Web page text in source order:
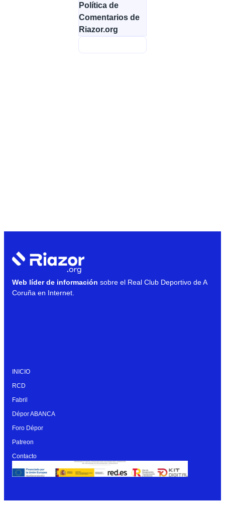
Política de
Comentarios de
Riazor.org
Web líder de información sobre el Real Club Deportivo de A
Coruña en Internet.
INICIO
RCD
Fabril
Dépor ABANCA
Foro Dépor
Patreon
Contacto